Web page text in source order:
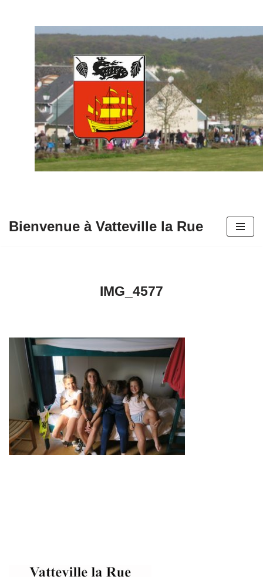
contenu
Bienvenue à Vatteville la Rue
IMG_4577